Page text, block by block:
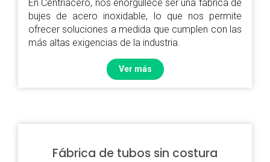
En Centriacero, nos enorgullece ser una fábrica de
bujes de acero inoxidable, lo que nos permite
ofrecer soluciones a medida que cumplen con las
más altas exigencias de la industria.
Ver más
Fábrica de tubos sin costura